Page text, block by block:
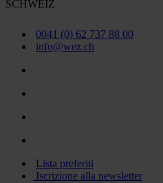
SCHWEIZ
0041 (0) 62 737 88 00
info@wez.ch
Lista preferiti
Iscrizione alla newsletter